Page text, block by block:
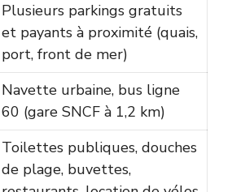
Plusieurs parkings gratuits
et payants à proximité (quais,
port, front de mer)
Navette urbaine, bus ligne
60 (gare SNCF à 1,2 km)
Toilettes publiques, douches
de plage, buvettes,